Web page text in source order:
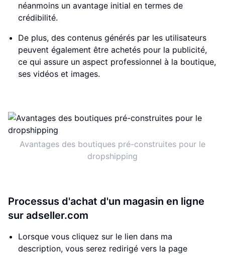
néanmoins un avantage initial en termes de
crédibilité.
De plus, des contenus générés par les utilisateurs
peuvent également être achetés pour la publicité,
ce qui assure un aspect professionnel à la boutique,
ses vidéos et images.
Avantages des boutiques pré-construites pour le
dropshipping
Processus d'achat d'un magasin en ligne
sur adseller.com
Lorsque vous cliquez sur le lien dans ma
description, vous serez redirigé vers la page